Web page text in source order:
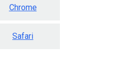
Chrome
Safari